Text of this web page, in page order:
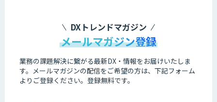
DXトレンドマガジン
メールマガジン登録
業務の課題解決に繋がる最新DX・情報をお届けいたしま
す。 メールマガジンの配信をご希望の方は、下記フォーム
よりご登録ください。登録無料です。